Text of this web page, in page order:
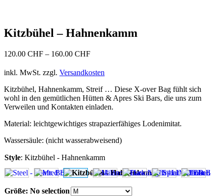
Kitzbühel – Hahnenkamm
120.00 CHF – 160.00 CHF
inkl. MwSt. zzgl. Versandkosten
Kitzbühel, Hahnenkamm, Streif … Diese X-over Bag fühlt sich
wohl in den gemütlichen Hütten & Apres Ski Bars, die uns zum
Verweilen und Kontakten einladen.
Material: leichtgewichtiges strapazierfähiges Lodenimitat.
Wassersäule: (nicht wasserabweisend)
Style: Kitzbühel - Hahnenkamm
Größe: No selection